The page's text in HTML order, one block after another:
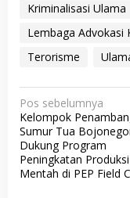
Kriminalisasi Ulama
Lembaga Advokasi
Terorisme
N
a
v
i
Pos sebelumnya
Kelompok
Sumur Tua
Dukung Program
Peningkatan
Mentah di PEP Field